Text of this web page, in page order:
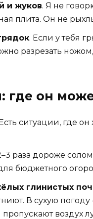
и жуков. Я не
плита. Он не
. Если у тебя
разрезать
где он
ситуации, где
раза дороже
бюджетного
глинистых
В сухую
воздух